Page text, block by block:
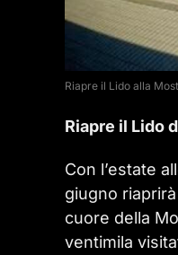
Riapre il Lido alla
Riapre il Lido
Con l’estate
giugno
cuore della
ventimila